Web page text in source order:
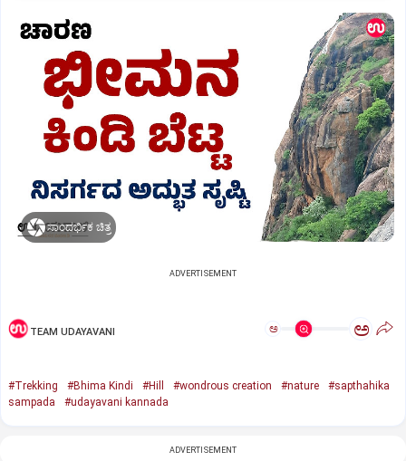
ಸಾಂದರ್ಭಿಕ ಚಿತ್ರ
ADVERTISEMENT
TEAM UDAYAVANI ಅ ಅ
#Trekking #Bhima Kindi #Hill #wondrous creation #nature
#sapthahika
sampada
#udayavani kannada
ADVERTISEMENT